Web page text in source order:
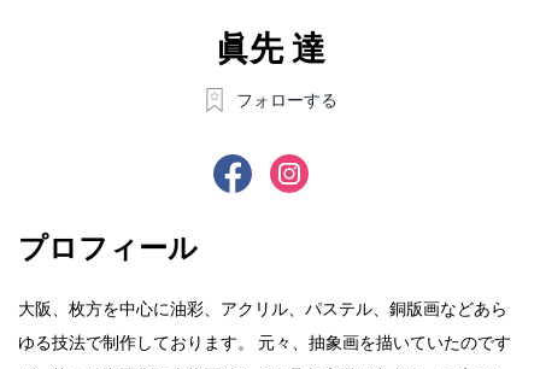
眞先 達
フォローする
プロフィール
大阪、枚方を中心に油彩、アクリル、パステル、銅版画などあら
ゆる技法で制作しております。 元々、抽象画を描いていたのです